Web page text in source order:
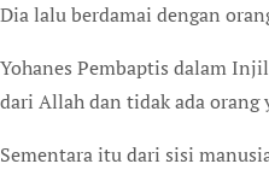
Dia lalu berdamai dengan
Yohanes Pembaptis dalam
dari Allah dan tidak ada orang
Sementara itu dari sisi